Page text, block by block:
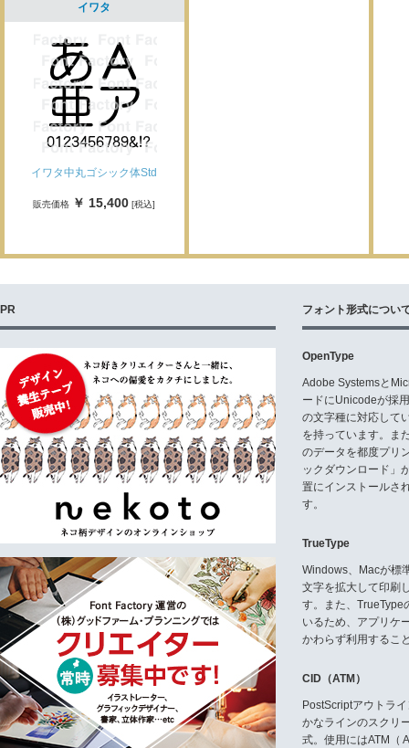
イワタ
イワタ中丸ゴシック体Std
販売価格 ￥ 15,400 [税込]
PR フォント形式につい
OpenType
Adobe Systemsと
ードにUnicodeが採
の文字種に対応して
を持っています。ま
のデータを都度プリ
ックダウンロード」
置にインストールさ
す。
TrueType
Windows、Macが標
文字を拡大して印刷
す。また、TrueType
いるため、アプリケ
かわらず利用するこ
CID（ATM）
PostScriptアウトラ
かなラインのスクリ
式。使用にはATM（